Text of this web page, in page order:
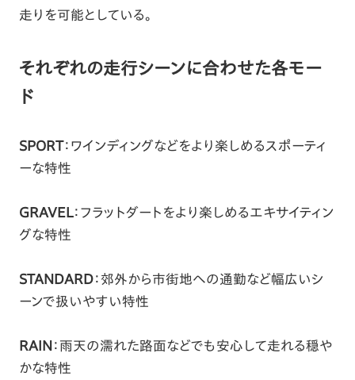
走りを可能としている。
それぞれの走行シーンに合わせた各モー
ド
SPORT：ワインディングなどをより楽しめるスポーティ
ーな特性
GRAVEL
：フラットダートをより楽しめるエキサイティン
グな特性
STANDARD：郊外から市街地への通勤など幅広いシ
ーンで扱いやすい特性
RAIN ：雨天の濡れた路面などでも安心して走れる穏や
かな特性